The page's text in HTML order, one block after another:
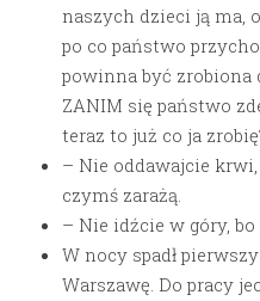
naszych dzieci ją ma,
po co państwo
powinna być zrobiona
ZANIM się państwo
teraz to już co ja
– Nie oddawajcie
czymś zarażą.
– Nie idźcie w góry, bo
W nocy spadł
Warszawę. Do pracy